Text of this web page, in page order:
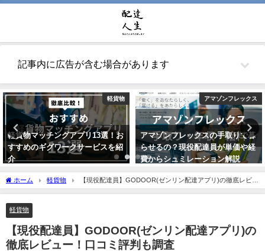
記事内に広告が含む場合があります
軽貨物
軽貨物マッチングアプリ13選！お
すすめのギグワークサービスを紹
介
アマゾンフレックス
アマゾンフレックスの手取りで暮
らせるの？現役配達員が単価や経
費からシュミレーション解説
ホーム 軽貨物
【現役配達員】GODOOR(ゼンリン配達アプリ)の徹底レビュ
ー！口コミ評判も調査
軽貨物
【現役配達員】GODOOR(ゼンリン配達アプリ)の
徹底レビュー！口コミ評判も調査